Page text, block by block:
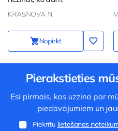
KRASNOVA N.
Nopirkt
Pierakstieties
Esi pirmais, kas uzzina par
piedāvājumiem un
Piekrītu lietošanas